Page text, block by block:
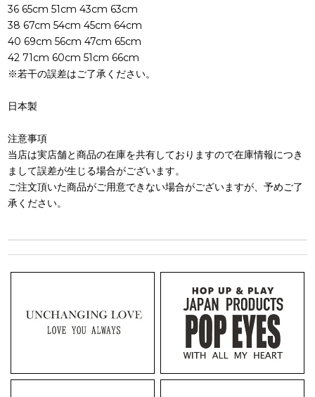
36 65cm 51cm 43cm 63cm
38 67cm 54cm 45cm 64cm
40 69cm 56cm 47cm 65cm
42 71cm 60cm 51cm 66cm
※若干の誤差はご了承ください。
日本製
注意事項
当店は実店舗と商品の在庫を共有しておりますので在庫情報につき
まして誤差が生じる場合がございます。
ご注文頂いた商品がご用意できない場合がございますが、予めご了
承ください。